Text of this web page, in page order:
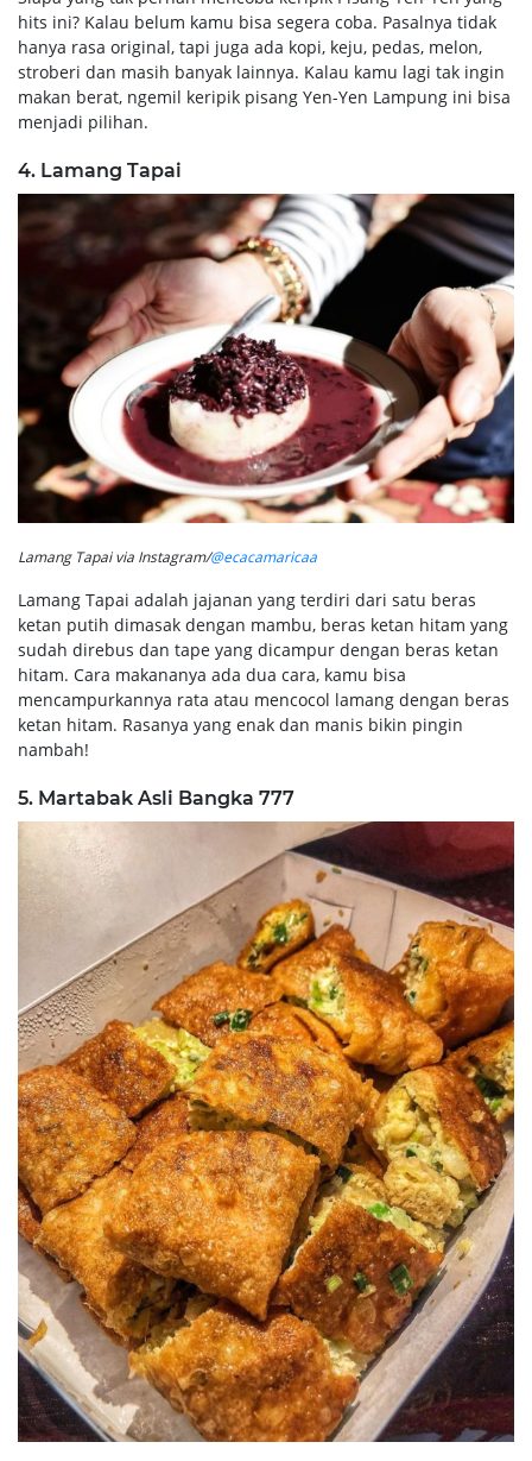
hits ini? Kalau belum kamu bisa segera coba. Pasalnya tidak
hanya rasa original, tapi juga ada kopi, keju, pedas, melon,
stroberi dan masih banyak lainnya. Kalau kamu lagi tak ingin
makan berat, ngemil keripik pisang Yen-Yen Lampung ini bisa
menjadi pilihan.
4. Lamang Tapai
Lamang Tapai via Instagram/@ecacamaricaa
Lamang Tapai adalah jajanan yang terdiri dari satu beras
ketan putih dimasak dengan mambu, beras ketan hitam yang
sudah direbus dan tape yang dicampur dengan beras ketan
hitam. Cara makananya ada dua cara, kamu bisa
mencampurkannya rata atau mencocol lamang dengan beras
ketan hitam. Rasanya yang enak dan manis bikin pingin
nambah!
5. Martabak Asli Bangka 777